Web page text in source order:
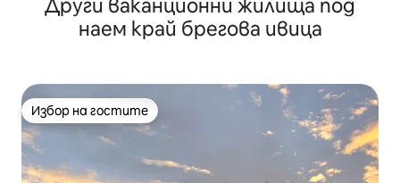
Други ваканционни жилища под
наем край брегова ивица
Избор на гостите
Избор на гостите